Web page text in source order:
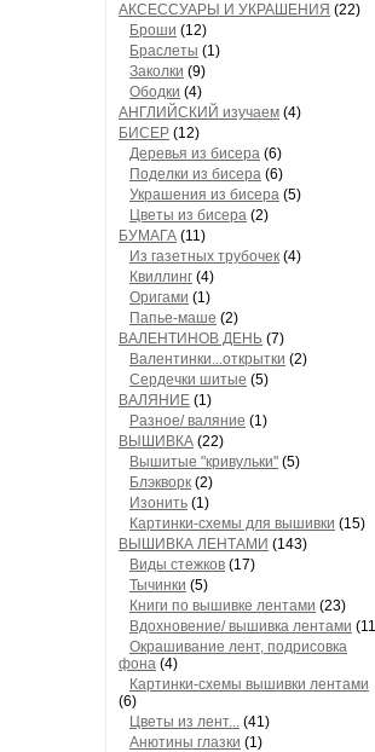
АКСЕССУАРЫ И УКРАШЕНИЯ (22)
Броши (12)
Браслеты (1)
Заколки (9)
Ободки (4)
АНГЛИЙСКИЙ изучаем (4)
БИСЕР (12)
Деревья из бисера (6)
Поделки из бисера (6)
Украшения из бисера (5)
Цветы из бисера (2)
БУМАГА (11)
Из газетных трубочек (4)
Квиллинг (4)
Оригами (1)
Папье-маше (2)
ВАЛЕНТИНОВ ДЕНЬ (7)
Валентинки...открытки (2)
Сердечки шитые (5)
ВАЛЯНИЕ (1)
Разное/ валяние (1)
ВЫШИВКА (22)
Вышитые "кривульки" (5)
Блэкворк (2)
Изонить (1)
Картинки-схемы для вышивки (15)
ВЫШИВКА ЛЕНТАМИ (143)
Виды стежков (17)
Тычинки (5)
Книги по вышивке лентами (23)
Вдохновение/ вышивка лентами
Окрашивание лент, подрисовка
фона (4)
Картинки-схемы вышивки лентами
(6)
Цветы из лент... (41)
Анютины глазки (1)